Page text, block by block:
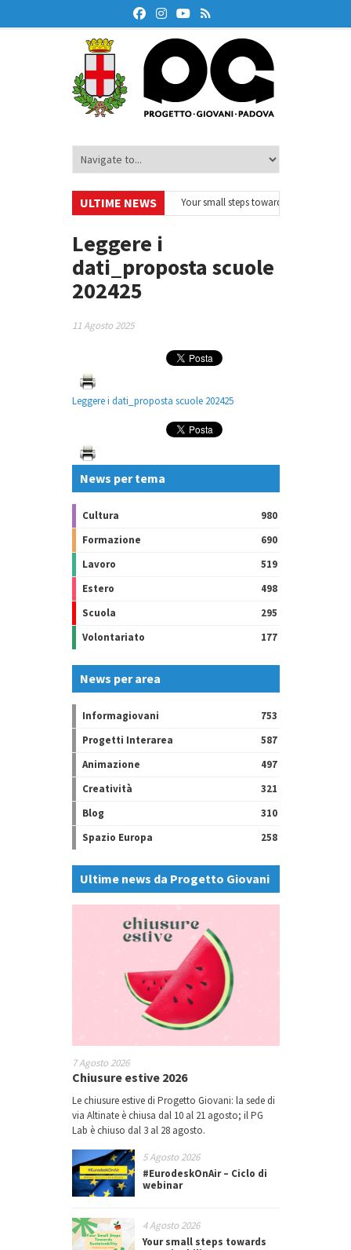
ULTIME NEWS
– Ciclo di webinar •
Your small steps towards sustainability
finanziaria
• Oxford Debate Lab – Borse di studio 2026/27
Leggere i
dati_proposta scuole
202425
11 Agosto 2025
Leggere i dati_proposta scuole 202425
News per tema
Cultura
980
Formazione
690
Lavoro
519
Estero
498
Scuola
295
Volontariato
177
News per area
Informagiovani
753
Progetti Interarea
587
Animazione
497
Creatività
321
Blog
310
Spazio Europa
258
Ultime news da Progetto Giovani
7 Agosto 2026
Chiusure estive 2026
Le chiusure estive di Progetto Giovani: la sede di
via Altinate è chiusa dal 10 al 21 agosto; il PG
Lab è chiuso dal 3 al 28 agosto.
5 Agosto 2026
#EurodeskOnAir – Ciclo di
webinar
4 Agosto 2026
Your small steps towards